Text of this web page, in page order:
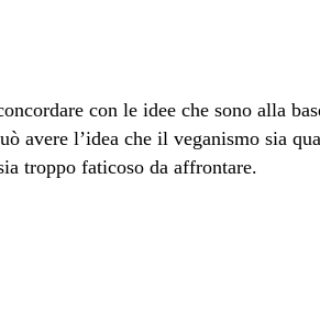
con le idee che sono alla
avere l’idea che il veganismo sia
troppo faticoso da affrontare.